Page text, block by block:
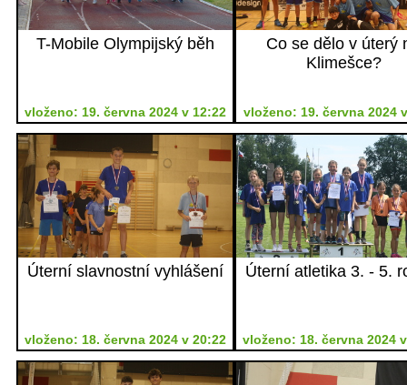
T-Mobile Olympijský běh
vloženo: 19. června 2024 v 12:22
Co se dělo v úterý
Klimešce?
vloženo: 19. června 2024
Úterní slavnostní vyhlášení
vloženo: 18. června 2024 v 20:22
Úterní atletika 3. - 5.
vloženo: 18. června 2024